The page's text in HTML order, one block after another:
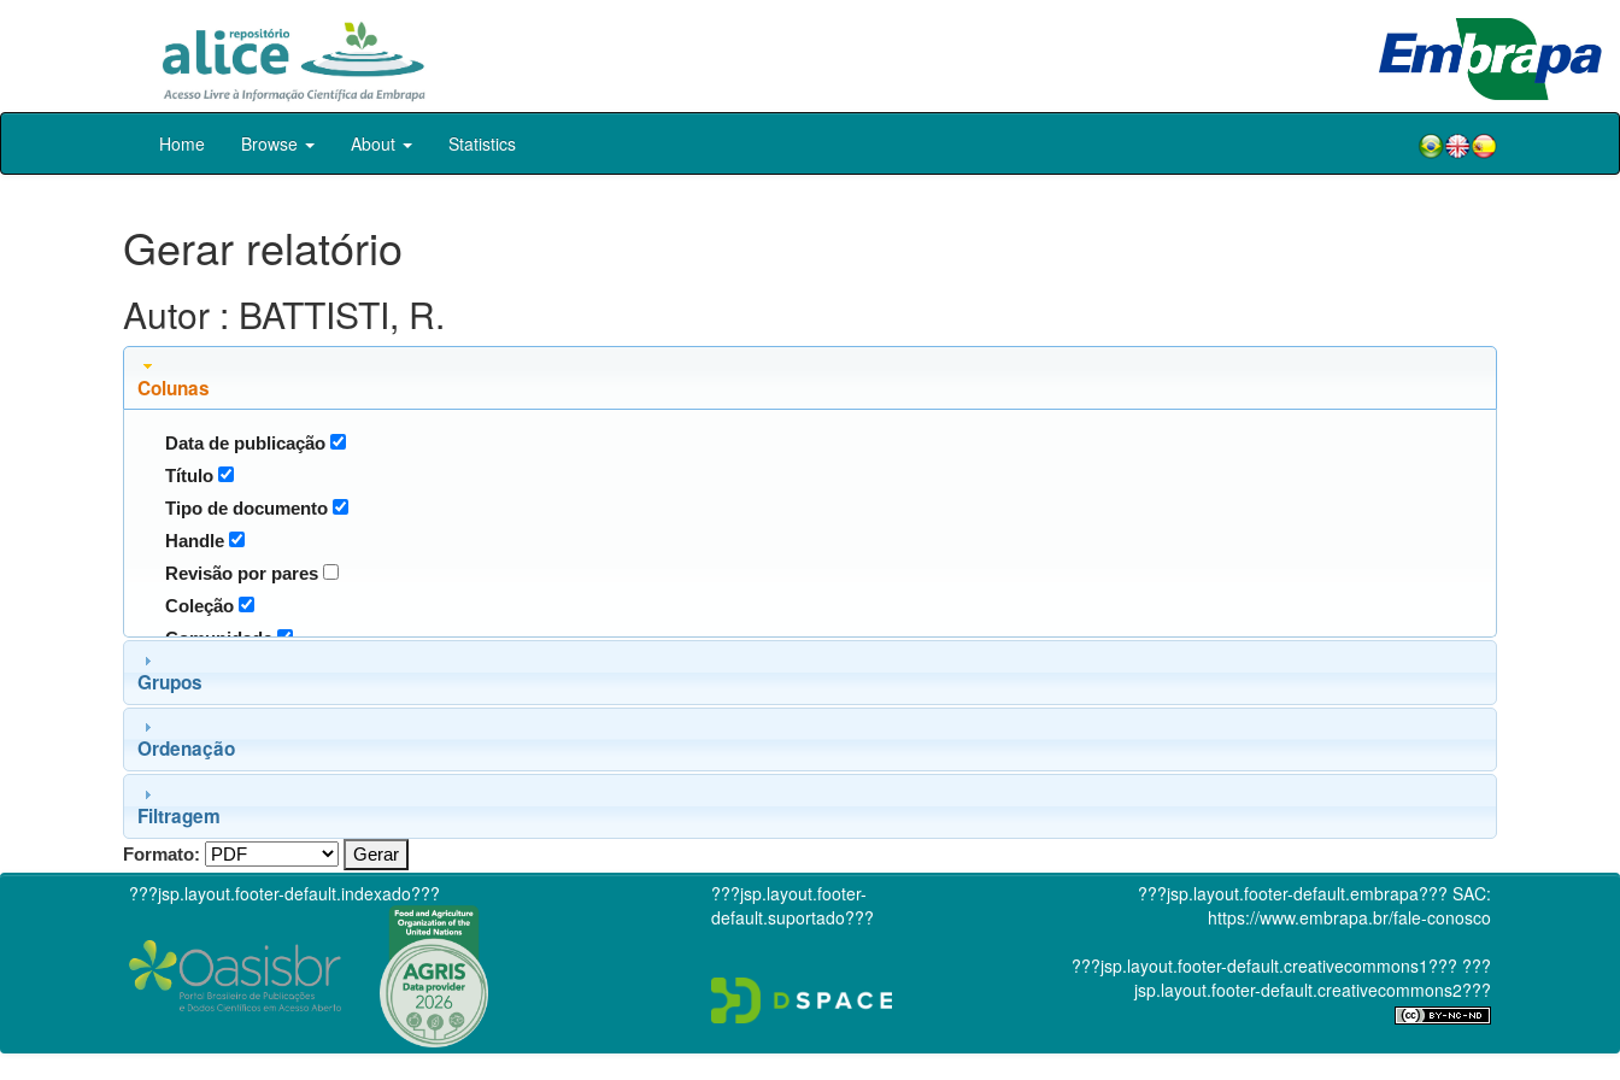
Skip
Home Browse About Statistics
Gerar relatório
Autor : BATTISTI, R.
Colunas
Data de publicação
Título
Tipo de documento
Handle
Revisão por pares
Coleção
Comunidade
Grupos
Ordenação
Filtragem
Formato:
???jsp.layout.footer-default.indexado???
???jsp.layout.footer-
default.suportado???
???jsp.layout.footer-default.embrapa??? SAC:
https://www.embrapa.br/fale-conosco
???jsp.layout.footer-default.creativecommons1??? ???
jsp.layout.footer-default.creativecommons2???